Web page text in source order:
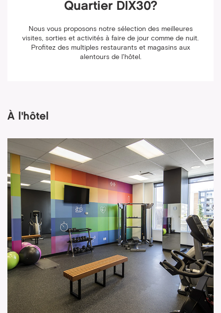
Quartier DIX30?
Nous vous proposons notre sélection des meilleures
visites, sorties et activités à faire de jour comme de nuit.
Profitez des multiples restaurants et magasins aux
alentours de l'hôtel.
À l'hôtel